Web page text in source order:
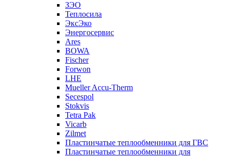
ЗЭО
Теплосила
ЭксЭко
Энергосервис
Ares
BOWA
Fischer
Forwon
LHE
Mueller Accu-Therm
Secespol
Stokvis
Tetra Pak
Vicarb
Zilmet
Пластинчатые теплообменники для ГВС
Пластинчатые теплообменники для